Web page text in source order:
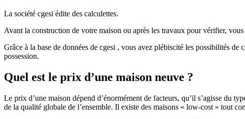
La société cgesi édite des calculettes.
Avant la construction de votre maison ou après les travaux pour vérifier,
Grâce à la base de données de cgesi , vous avez plébiscité les possibilités
possession.
Quel est le prix d’une maison neuve ?
Le prix d’une maison dépend d’énormément de facteurs, qu’il s’agisse du
de la qualité globale de l’ensemble. Il existe des maisons « low-cost » tout